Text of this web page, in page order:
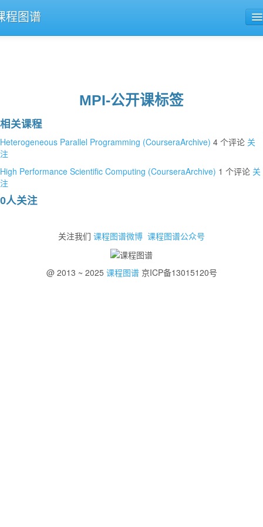
程图谱
MPI-公开课标签
相关课程
Heterogeneous Parallel Programming (CourseraArchive) 4 个评论 关
注
High Performance Scientific Computing (CourseraArchive) 1 个评论 关
注
0人关注
关注我们 课程图谱微博 课程图谱公众号
@ 2013 ~ 2025 课程图谱京ICP备13015120号